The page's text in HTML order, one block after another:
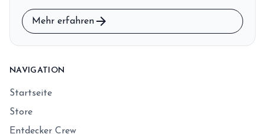
Mehr erfahren arrow_forward
NAVIGATION
Startseite
Store
Entdecker Crew